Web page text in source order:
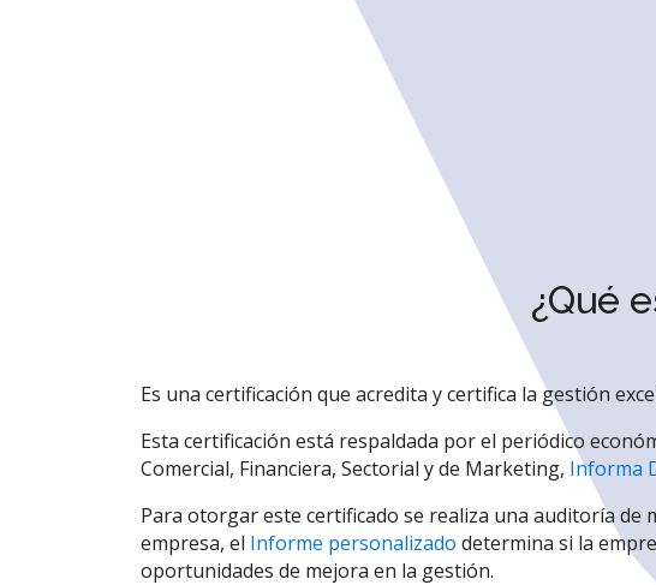
¿Qué
Es una certificación que acredita y certifica la gestión
Esta certificación está respaldada por el periódico
Comercial, Financiera, Sectorial y de Marketing, Informa
Para otorgar este certificado se realiza una auditoría de
empresa, el Informe personalizado determina si la
oportunidades de mejora en la gestión.